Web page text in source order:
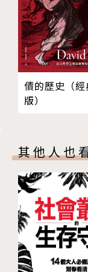
把上列三點當
技巧 ，每逢文
如日中天！
｜本書特色｜
1. 實用、基礎、
作者擅用淺顯
般。
2. 適合想要提案
不論是初學者
沒問題。
｜作者簡介｜
川上徹也
技巧13 自誇
技巧14 威脅
技巧15 大膽
技巧16 直白
技巧17 堅持
專欄 日本江戶
技巧19 針對遠
技巧20 觸發好
技巧21 試著喃
技巧22 讓對
技巧23 刻意
技巧24 鎖定
技巧25 降低門
技巧26 老實說
債的歷史（
版）
其他人也